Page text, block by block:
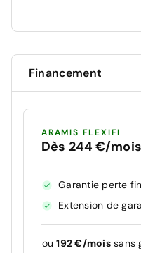
Financement
ARAMIS FLEXIFI
Dès 244 €/mois
Garantie perte
Extension de
ou192 €/moissans